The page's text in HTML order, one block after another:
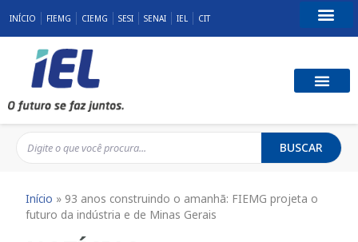
INÍCIO FIEMG CIEMG SESI SENAI IEL CIT
BUSCAR
Início » 93 anos construindo o amanhã: FIEMG projeta o
futuro da indústria e de Minas Gerais